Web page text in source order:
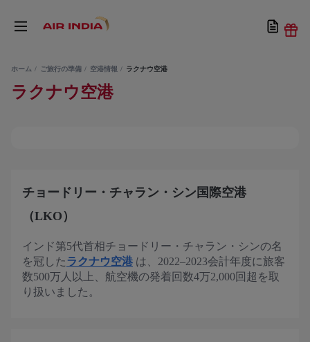
ホーム ご旅行の準備 空港情報 ラクナウ空港
ラクナウ空港
チョードリー・チャラン・シン国際空港
（LKO）
インド第5代首相チョードリー・チャラン・シンの名
を冠したラクナウ空港 は、2022–2023会計年度に旅客
数500万人以上、航空機の発着回数4万2,000回超を取
り扱いました。